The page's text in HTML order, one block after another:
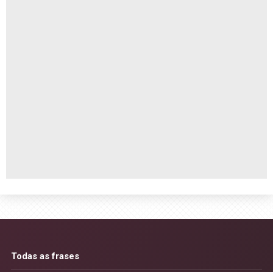
Todas as frases